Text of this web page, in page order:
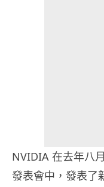
NVIDIA 在去年八
發表會中，發表了